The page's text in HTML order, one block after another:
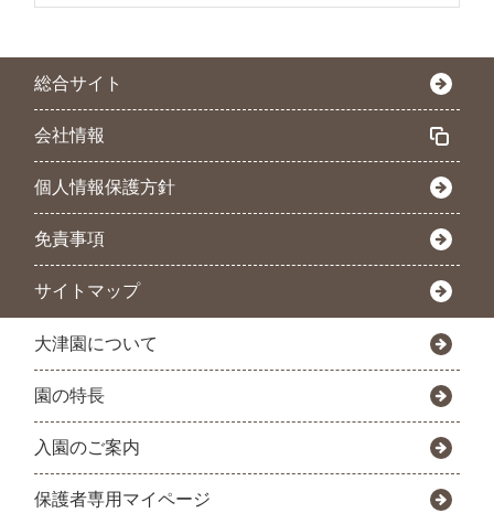
総合サイト
会社情報
個人情報保護方針
免責事項
サイトマップ
大津園について
園の特長
入園のご案内
保護者専用マイページ